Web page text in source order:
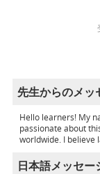
先生からのメッ
Hello learners! My
passionate about
worldwide. I believe
日本語メッセー